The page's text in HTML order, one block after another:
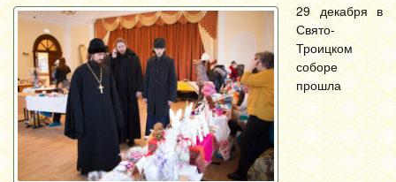
29 декабря в
Свято-
Троицком
соборе
прошла